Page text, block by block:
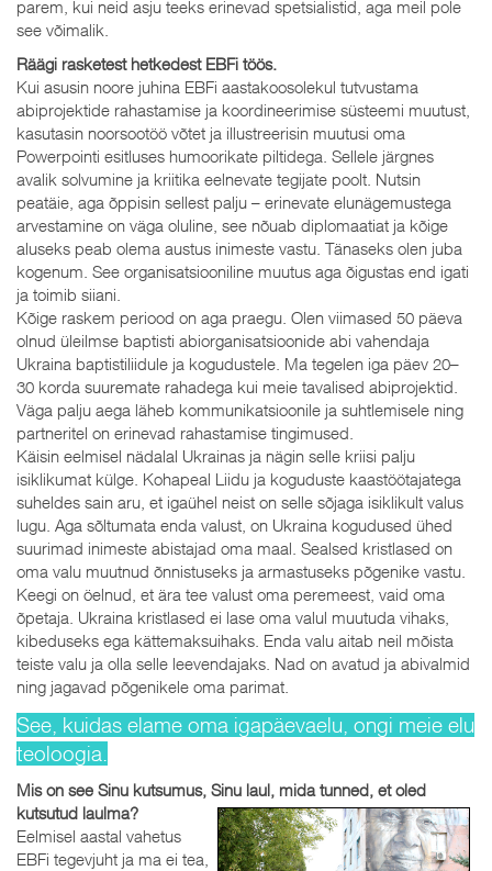
parem, kui neid asju teeks erinevad spetsialistid, aga meil pole
see võimalik.
Räägi rasketest hetkedest EBFi töös.
Kui asusin noore juhina EBFi aastakoosolekul tutvustama
abiprojektide rahastamise ja koordineerimise süsteemi muutust,
kasutasin noorsootöö võtet ja illustreerisin muutusi oma
Powerpointi esitluses humoorikate piltidega. Sellele järgnes
avalik solvumine ja kriitika eelnevate tegijate poolt. Nutsin
peatäie, aga õppisin sellest palju – erinevate elunägemustega
arvestamine on väga oluline, see nõuab diplomaatiat ja kõige
aluseks peab olema austus inimeste vastu. Tänaseks olen juba
kogenum. See organisatsiooniline muutus aga õigustas end igati
ja toimib siiani.
Kõige raskem periood on aga praegu. Olen viimased 50 päeva
olnud üleilmse baptisti abiorganisatsioonide abi vahendaja
Ukraina baptistiliidule ja kogudustele. Ma tegelen iga päev 20–
30 korda suuremate rahadega kui meie tavalised abiprojektid.
Väga palju aega läheb kommunikatsioonile ja suhtlemisele ning
partneritel on erinevad rahastamise tingimused.
Käisin eelmisel nädalal Ukrainas ja nägin selle kriisi palju
isiklikumat külge. Kohapeal Liidu ja koguduste kaastöötajatega
suheldes sain aru, et igaühel neist on selle sõjaga isiklikult valus
lugu. Aga sõltumata enda valust, on Ukraina kogudused ühed
suurimad inimeste abistajad oma maal. Sealsed kristlased on
oma valu muutnud õnnistuseks ja armastuseks põgenike vastu.
Keegi on öelnud, et ära tee valust oma peremeest, vaid oma
õpetaja. Ukraina kristlased ei lase oma valul muutuda vihaks,
kibeduseks ega kättemaksuihaks. Enda valu aitab neil mõista
teiste valu ja olla selle leevendajaks. Nad on avatud ja abivalmid
ning jagavad põgenikele oma parimat.
See, kuidas elame oma igapäevaelu, ongi meie elu
teoloogia.
Mis on see Sinu kutsumus, Sinu laul, mida tunned, et oled
kutsutud laulma?
Eelmisel aastal vahetus
EBFi tegevjuht ja ma ei tea,